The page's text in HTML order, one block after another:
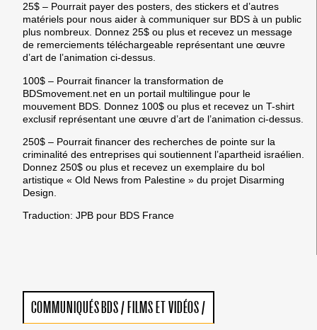
25$ – Pourrait payer des posters, des stickers et d’autres
matériels pour nous aider à communiquer sur BDS à un public
plus nombreux. Donnez 25$ ou plus et recevez un message
de remerciements téléchargeable représentant une œuvre
d’art de l’animation ci-dessus.
100$ – Pourrait financer la transformation de
BDSmovement.net en un portail multilingue pour le
mouvement BDS. Donnez 100$ ou plus et recevez un T-shirt
exclusif représentant une œuvre d’art de l’animation ci-dessus.
250$ – Pourrait financer des recherches de pointe sur la
criminalité des entreprises qui soutiennent l’apartheid israélien.
Donnez 250$ ou plus et recevez un exemplaire du bol
artistique « Old News from Palestine » du projet Disarming
Design.
Traduction: JPB pour BDS France
COMMUNIQUÉS BDS/ FILMS ET VIDÉOS/